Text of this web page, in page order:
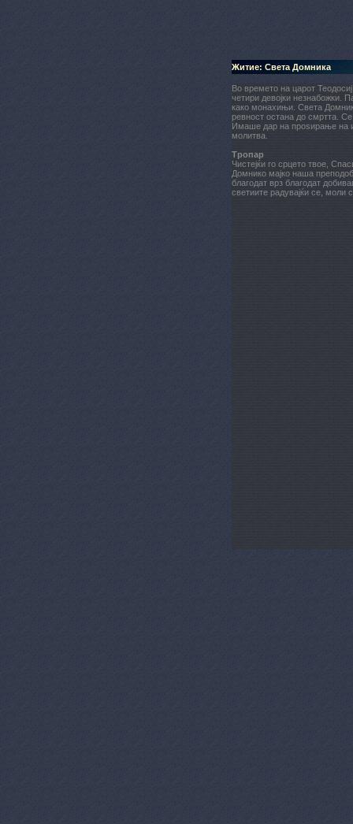
Житие: Света Домника
Во времето на царот
четири девојки незнабожки.
како монахињи. Света
ревност остана до смртта.
Имаше дар на проѕирање на
молитва.
Тропар
Чистејќи го срцето твое,
Домнико мајко наша
благодат врз благодат
светиите радувајќи се,